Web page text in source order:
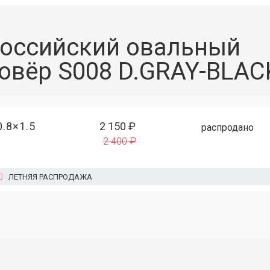
овальный
S008 D.GRAY-
2 150 ₽
2 400 ₽
распродано
ЛЕТНЯЯ РАСПРОДАЖА